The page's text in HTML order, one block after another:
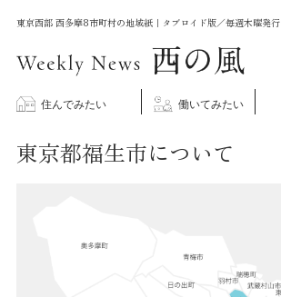
東京西部 西多摩8市町村の地域紙｜タブロイド版／毎週木曜発行
住んでみたい 働いてみたい
東京都福生市について